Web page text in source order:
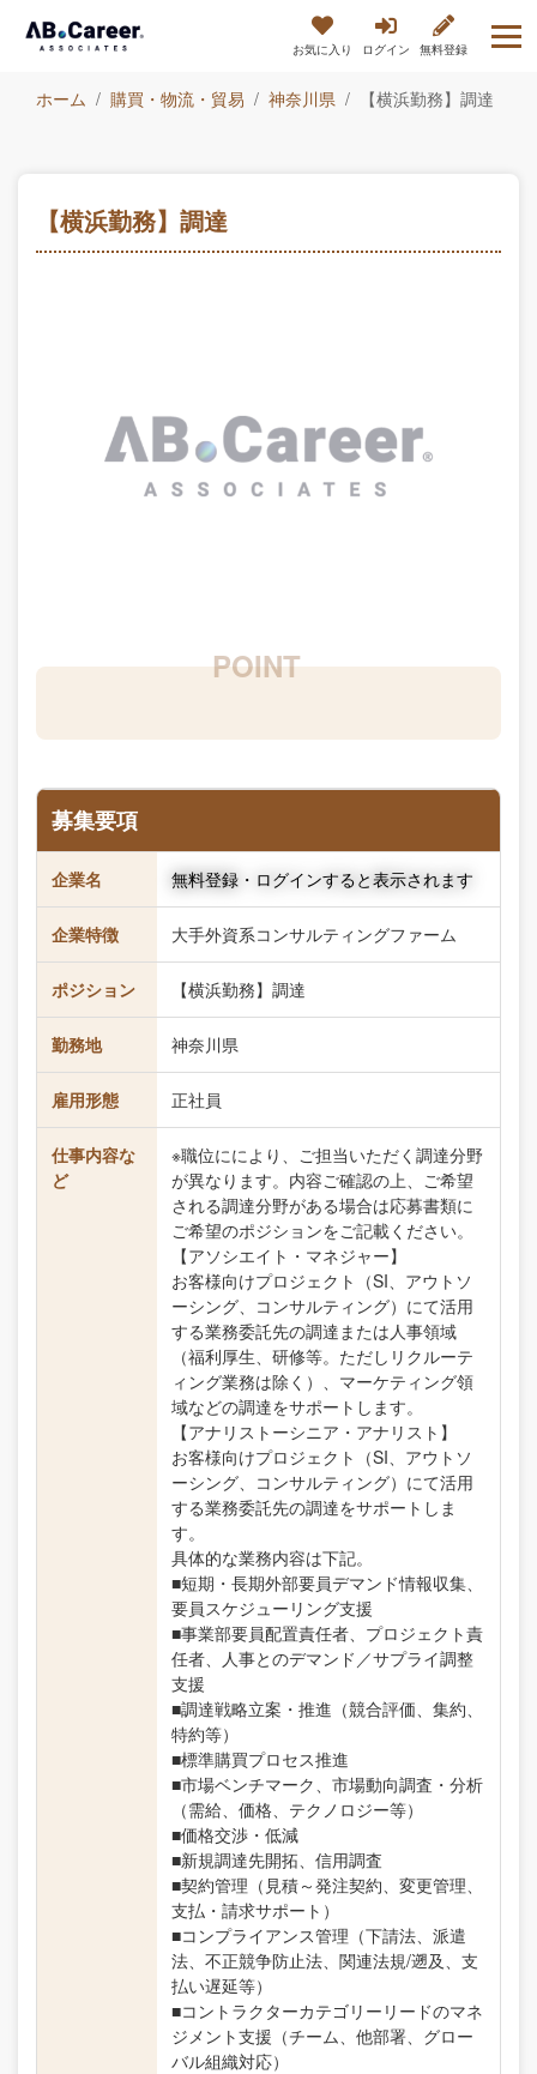
お気に入り ログイン 無料登録
ホーム 購買・物流・貿易 神奈川県 【横浜勤務】調達
【横浜勤務】調達
募集要項
企業名 無料登録・ログインすると表示されます
企業特徴 大手外資系コンサルティングファーム
ポジション 【横浜勤務】調達
勤務地 神奈川県
雇用形態 正社員
仕事内容な
ど
※職位ににより、ご担当いただく調達分野
が異なります。内容ご確認の上、ご希望
される調達分野がある場合は応募書類に
ご希望のポジションをご記載ください。
【アソシエイト・マネジャー】
お客様向けプロジェクト（SI、アウトソ
ーシング、コンサルティング）にて活用
する業務委託先の調達または人事領域
（福利厚生、研修等。ただしリクルーテ
ィング業務は除く）、マーケティング領
域などの調達をサポートします。
【アナリストーシニア・アナリスト】
お客様向けプロジェクト（SI、アウトソ
ーシング、コンサルティング）にて活用
する業務委託先の調達をサポートしま
す。
具体的な業務内容は下記。
■短期・長期外部要員デマンド情報収集、
要員スケジューリング支援
■事業部要員配置責任者、プロジェクト責
任者、人事とのデマンド／サプライ調整
支援
■調達戦略立案・推進（競合評価、集約、
特約等）
■標準購買プロセス推進
■市場ベンチマーク、市場動向調査・分析
（需給、価格、テクノロジー等）
■価格交渉・低減
■新規調達先開拓、信用調査
■契約管理（見積～発注契約、変更管理、
支払・請求サポート）
■コンプライアンス管理（下請法、派遣
法、不正競争防止法、関連法規/遡及、支
払い遅延等）
■コントラクターカテゴリーリードのマネ
ジメント支援（チーム、他部署、グロー
バル組織対応）